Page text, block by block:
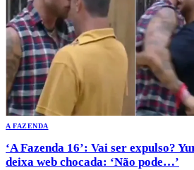
A FAZENDA
‘A Fazenda 16’: Vai ser expulso?
deixa web chocada: ‘Não pode…’